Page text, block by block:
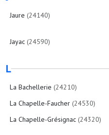
Jaure (24140)
Jayac (24590)
L
La Bachellerie (24210)
La Chapelle-Faucher (24530)
La Chapelle-Grésignac (24320)